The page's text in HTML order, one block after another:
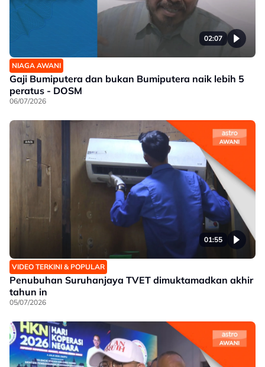
02:07
NIAGA AWANI
Gaji Bumiputera dan bukan Bumiputera naik lebih 5
peratus - DOSM
06/07/2026
01:55
VIDEO TERKINI & POPULAR
Penubuhan Suruhanjaya TVET dimuktamadkan akhir
tahun in
05/07/2026